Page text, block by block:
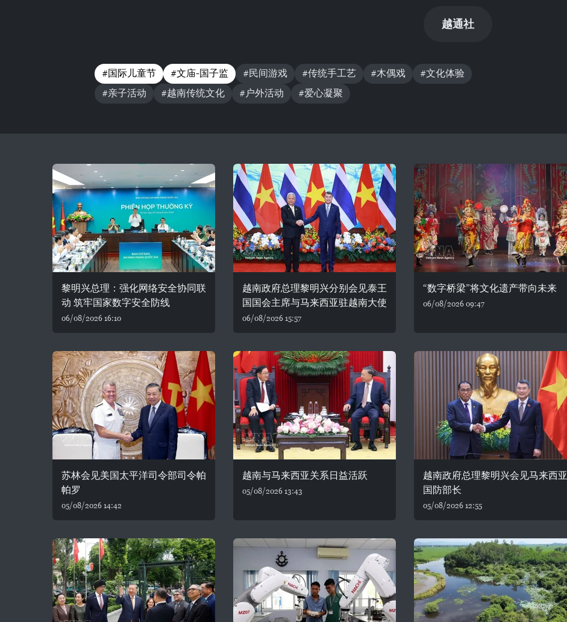
越通社
#国际儿童节 #文庙-国子监 #民间游戏 #传统手工艺 #木偶戏
#文化体验
#亲子活动
#越南传统文化 #户外活动 #爱心凝聚
黎明兴总理：强化网络安全协同联
动 筑牢国家数字安全防线
06/08/2026 16:10
越南政府总理黎明兴分别会见泰王
国国会主席与马来西亚驻越南大使
06/08/2026 15:57
“数字桥梁”将文化遗产带向未来
06/08/2026 09:47
苏林会见美国太平洋司令部司令帕
帕罗
05/08/2026 14:42
越南与马来西亚关系日益活跃
05/08/2026 13:43
越南政府总理黎明兴会见马来西亚
国防部长
05/08/2026 12:55